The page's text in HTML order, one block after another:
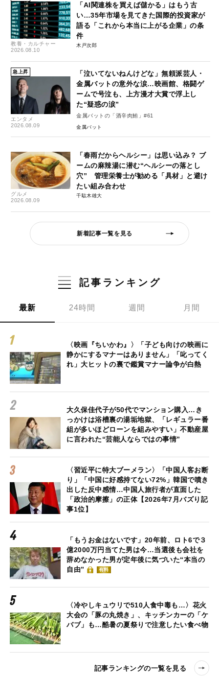
教養・カルチャー
2026.08.10
「AI関連株を買えば儲かる」はもう古
い…35年市場を見てきた国際的投資家が
語る「これから本当に上がる企業」の条
件
木戸次郎
急上昇
エンタメ
2026.08.09
「泣いてないねんけどな」無頼派芸人・
金属バットの意外な涙…映画館、格闘ゲ
ームで号泣も、上方漫才大賞で浮上し
た“疑惑の涙”
金属バットの「酒辛肉鮪」#61
金属バット
グルメ
2026.08.09
「春雨だからヘルシー」は思い込み？ ブ
ームの麻辣湯に潜む“ヘルシーの落とし
穴” 管理栄養士が勧める「具材」と避け
たい組み合わせ
千駄木雄大
新着記事一覧を見る
記事ランキング
最新 24時間 週間 月間
〈映画『ちいかわ』〉「子ども向けの映画に
静かにするマナーはありません」「叱ってく
れ」大ヒットの裏で鑑賞マナー論争が白熱
大久保佳代子が50代でマンション購入…き
っかけは浴槽裏の湯垢地獄、「レギュラー番
組が多いほどローンを組みやすい」不動産屋
に言われた“芸能人ならではの事情”
〈習近平に特大ブーメラン〉「中国人客お断
り」「中国に好感持てない72%」韓国で噴き
出した反中感情…中国人旅行者が直面した
「政治的摩擦」の正体【2026年7月バズり記
事1位】
「もうお金はないです」20年前、ロト6で３
億2000万円当てた男は今…当選後も会社を
辞めなかった男が定年後に気づいた“本当の
自由”
有料
〈冷やしキュウリで510人食中毒も…〉花火
大会の「豚の丸焼き」、キッチンカーの「ケ
バブ」も…酷暑の夏祭りで注意したい食べ物
記事ランキングの一覧を見る